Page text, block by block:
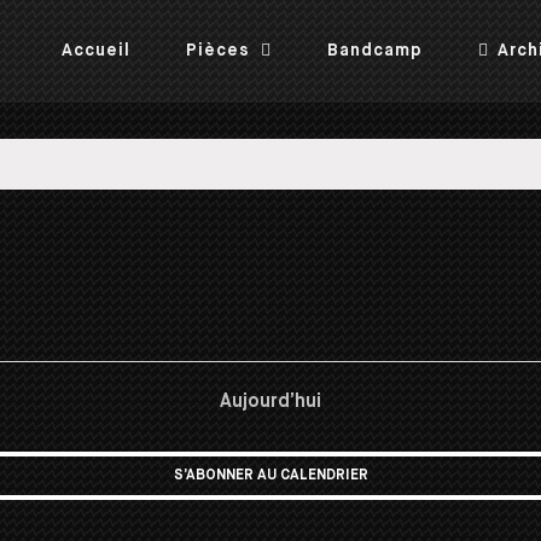
Accueil Pièces Bandcamp
Aujourd’hui
S’ABONNER AU CALENDRIER